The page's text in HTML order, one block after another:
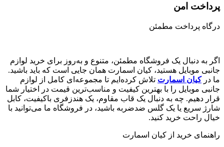
پرداخت امن
درگاه پرداخت مطمئن
اگر به دنبال یک فروشگاه مطمئن، متنوع و به‌روز برای خرید لوازم
جانبی موبایل هستید، کیان اسمارت همان جایی است که باید باشید.
ما درکیان اسمارت تلاش کرده‌ایم تا مجموعه‌ای کامل از لوازم
جانبی موبایل را با بهترین کیفیت و مناسب‌ترین قیمت در اختیار شما
قرار دهیم. چه به دنبال یک قاب مقاوم، یک هندزفری باکیفیت، کابل
شارژ سریع یا یک گلس ضدضربه باشید، در فروشگاه ما می‌توانید با
خیال راحت خرید کنید.
راهنمای خرید از کیان اسمارت